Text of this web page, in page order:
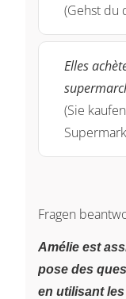
(Gehst du
Elles
(Sie
Fragen
Amélie est
pose des
en utilisant